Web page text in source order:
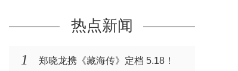
热点新闻
1 郑晓龙携《藏海传》定档 5.18！